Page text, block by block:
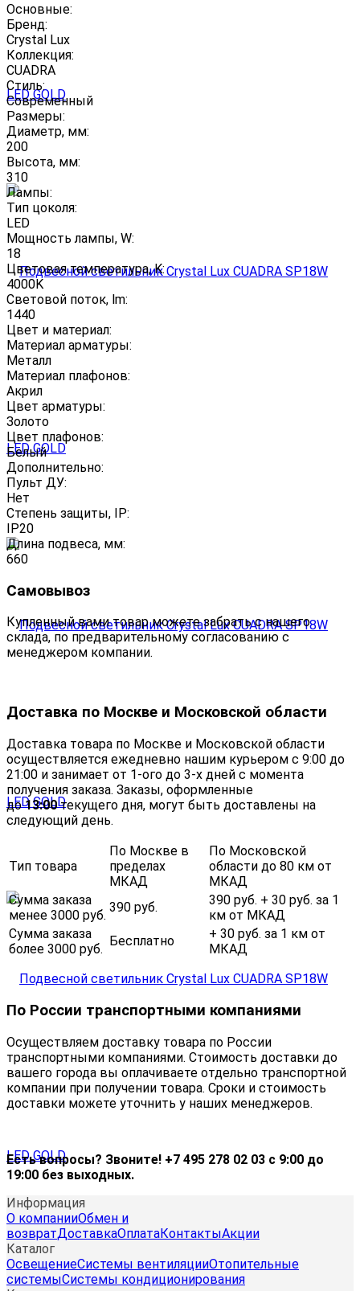
Основные:
Бренд:
Crystal Lux
Коллекция:
CUADRA
Стиль:
Современный
Размеры:
Диаметр, мм:
200
Высота, мм:
310
Лампы:
Тип цоколя:
LED
Мощность лампы, W:
18
Цветовая температура, K:
4000K
Световой поток, lm:
1440
Цвет и материал:
Материал арматуры:
Металл
Материал плафонов:
Акрил
Цвет арматуры:
Золото
Цвет плафонов:
Белый
Дополнительно:
Пульт ДУ:
Нет
Степень защиты, IP:
IP20
Длина подвеса, мм:
660
Самовывоз
Купленный вами товар можете забрать с нашего
склада, по предварительному согласованию с
менеджером компании.
Доставка по Москве и Московской области
Доставка товара по Москве и Московской области
осуществляется ежедневно нашим курьером с 9:00 до
21:00 и занимает от 1-ого до 3-х дней с момента
получения заказа. Заказы, оформленные
до13:00текущего дня, могут быть доставлены на
следующий день.
Тип товара
По Москве в
пределах
МКАД
По Московской
области до 80 км от
МКАД
Сумма заказа
менее 3000 руб.
390 руб.
390 руб. + 30 руб. за 1
км от МКАД
Сумма заказа
более 3000 руб.
Бесплатно
+ 30 руб. за 1 км от
МКАД
По России транспортными компаниями
Осуществляем доставку товара по России
транспортными компаниями. Стоимость доставки до
вашего города вы оплачиваете отдельно транспортной
компании при получении товара. Сроки и стоимость
доставки можете уточнить у наших менеджеров.
Есть вопросы? Звоните! +7 495 278 02 03 с 9:00 до
19:00 без выходных.
Информация
О компанииОбмен и
возвратДоставкаОплатаКонтактыАкции
Каталог
ОсвещениеСистемы вентиляцииОтопительные
системыСистемы кондиционирования